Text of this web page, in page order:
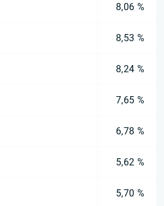
8,06 %
8,53 %
8,24 %
7,65 %
6,78 %
5,62 %
5,70 %